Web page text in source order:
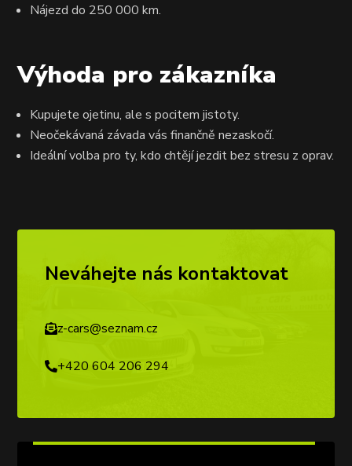
Nájezd do 250 000 km.
Výhoda pro zákazníka
Kupujete ojetinu, ale s pocitem jistoty.
Neočekávaná závada vás finančně nezaskočí.
Ideální volba pro ty, kdo chtějí jezdit bez stresu z oprav.
Neváhejte nás kontaktovat
z-cars@seznam.cz
+420 604 206 294